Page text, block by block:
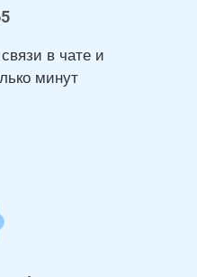
в чате и
минут